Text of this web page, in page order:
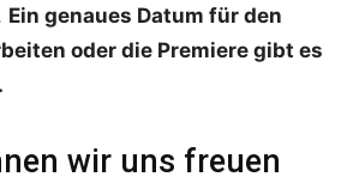
Ein genaues Datum für den
oder die Premiere gibt es
wir uns freuen